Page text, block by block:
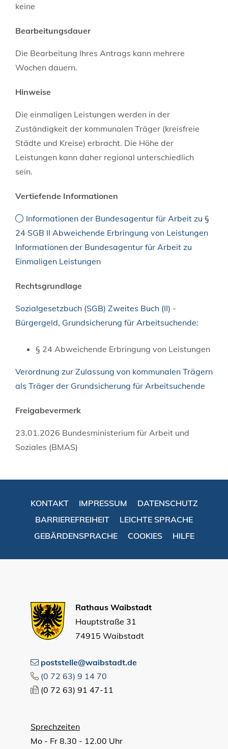
keine
Bearbeitungsdauer
Die Bearbeitung Ihres Antrags kann mehrere
Wochen dauern.
Hinweise
Die einmaligen Leistungen werden in der
Zuständigkeit der kommunalen Träger (kreisfreie
Städte und Kreise) erbracht. Die Höhe der
Leistungen kann daher regional unterschiedlich
sein.
Vertiefende Informationen
Informationen der Bundesagentur für Arbeit zu §
24 SGB II Abweichende Erbringung von Leistungen
Informationen der Bundesagentur für Arbeit zu
Einmaligen Leistungen
Rechtsgrundlage
Sozialgesetzbuch (SGB) Zweites Buch (II) -
Bürgergeld, Grundsicherung für Arbeitsuchende:
§ 24 Abweichende Erbringung von Leistungen
Verordnung zur Zulassung von kommunalen Trägern
als Träger der Grundsicherung für Arbeitsuchende
Freigabevermerk
23.01.2026 Bundesministerium für Arbeit und
Soziales (BMAS)
KONTAKT IMPRESSUM
DATENSCHUTZ
BARRIEREFREIHEIT
LEICHTE SPRACHE
GEBÄRDENSPRACHE
COOKIES HILFE
Rathaus Waibstadt
Hauptstraße 31
74915 Waibstadt
poststelle@waibstadt.de
(0 72 63) 9 14 70
(0 72 63) 91 47-11
Sprechzeiten
Mo - Fr 8.30 - 12.00 Uhr